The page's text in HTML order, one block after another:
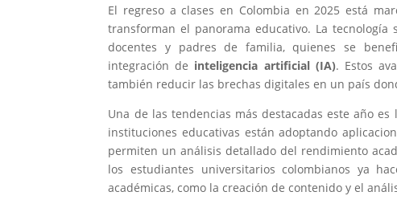
El regreso a clases en Colombia en 2025 está
transforman el panorama educativo. La
docentes y padres de familia, quienes se
integración de inteligencia artificial (IA). Estos
también reducir las brechas digitales en un país
Una de las tendencias más destacadas este año
instituciones educativas están adoptando
permiten un análisis detallado del rendimiento
los estudiantes universitarios colombianos ya
académicas, como la creación de contenido y el